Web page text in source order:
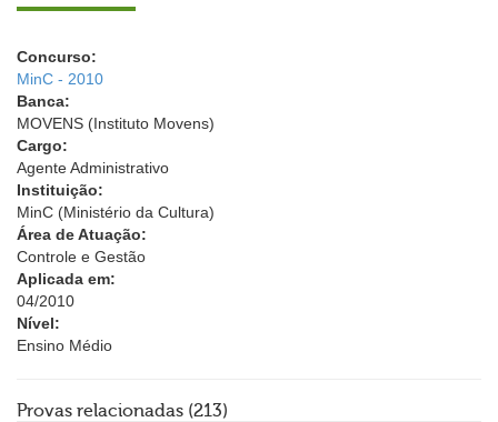
Concurso:
MinC - 2010
Banca:
MOVENS (Instituto Movens)
Cargo:
Agente Administrativo
Instituição:
MinC (Ministério da Cultura)
Área de Atuação:
Controle e Gestão
Aplicada em:
04/2010
Nível:
Ensino Médio
Provas relacionadas (213)